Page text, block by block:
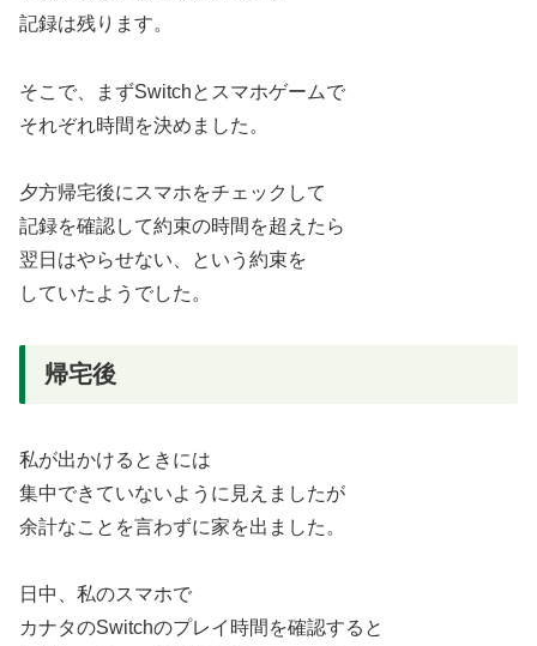
記録は残ります。
そこで、まずSwitchとスマホゲームで
それぞれ時間を決めました。
夕方帰宅後にスマホをチェックして
記録を確認して約束の時間を超えたら
翌日はやらせない、という約束を
していたようでした。
帰宅後
私が出かけるときには
集中できていないように見えましたが
余計なことを言わずに家を出ました。
日中、私のスマホで
カナタのSwitchのプレイ時間を確認すると